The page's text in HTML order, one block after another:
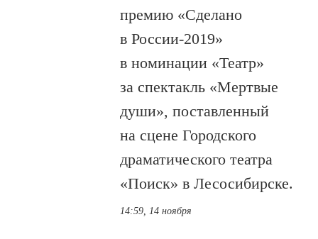
премию «Сделано
в России-2019»
в номинации «Театр»
за спектакль «Мертвые
души», поставленный
на сцене Городского
драматического театра
«Поиск» в Лесосибирске.
14:59, 14 ноября